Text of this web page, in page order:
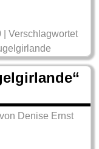
|Verschlagwortet
von Denise Ernst